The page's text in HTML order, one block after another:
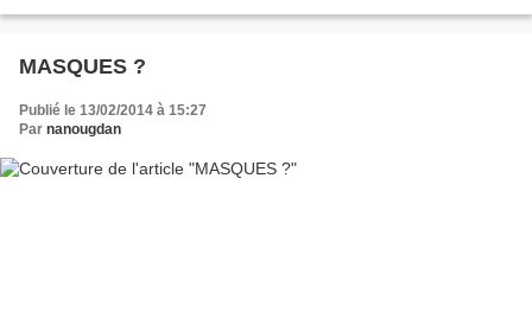
MASQUES ?
Publié le 13/02/2014 à 15:27
Par nanougdan